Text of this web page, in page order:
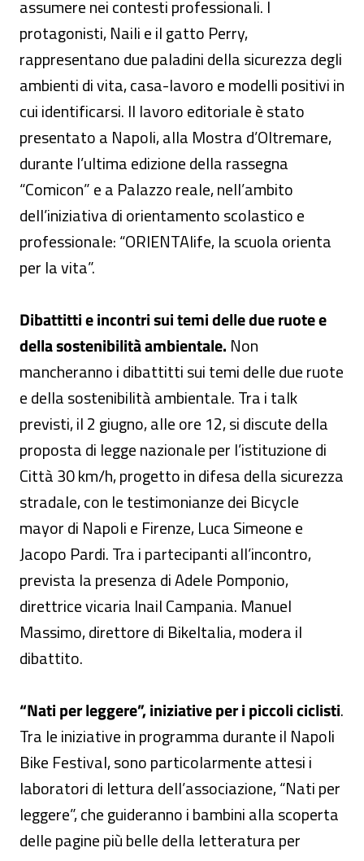
assumere nei contesti professionali. I
protagonisti, Naili e il gatto Perry,
rappresentano due paladini della sicurezza degli
ambienti di vita, casa-lavoro e modelli positivi in
cui identificarsi. Il lavoro editoriale è stato
presentato a Napoli, alla Mostra d’Oltremare,
durante l’ultima edizione della rassegna
“Comicon” e a Palazzo reale, nell’ambito
dell’iniziativa di orientamento scolastico e
professionale: “ORIENTAlife, la scuola orienta
per la vita”.
Dibattitti e incontri sui temi delle due ruote e
della sostenibilità ambientale. Non
mancheranno i dibattitti sui temi delle due ruote
e della sostenibilità ambientale. Tra i talk
previsti, il 2 giugno, alle ore 12, si discute della
proposta di legge nazionale per l’istituzione di
Città 30 km/h, progetto in difesa della sicurezza
stradale, con le testimonianze dei Bicycle
mayor di Napoli e Firenze, Luca Simeone e
Jacopo Pardi. Tra i partecipanti all’incontro,
prevista la presenza di Adele Pomponio,
direttrice vicaria Inail Campania. Manuel
Massimo, direttore di BikeItalia, modera il
dibattito.
“Nati per leggere”, iniziative per i piccoli ciclisti.
Tra le iniziative in programma durante il Napoli
Bike Festival, sono particolarmente attesi i
laboratori di lettura dell’associazione, “Nati per
leggere”, che guideranno i bambini alla scoperta
delle pagine più belle della letteratura per